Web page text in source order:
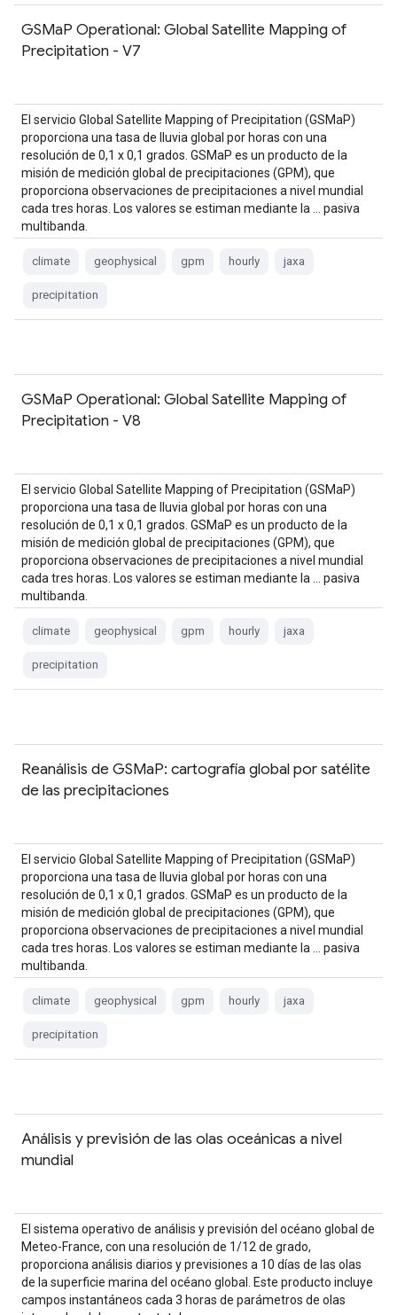
GSMaP Operational: Global Satellite Mapping of
Precipitation - V7
El servicio Global Satellite Mapping of Precipitation (GSMaP)
proporciona una tasa de lluvia global por horas con una
resolución de 0,1 x 0,1 grados. GSMaP es un producto de la
misión de medición global de precipitaciones (GPM), que
proporciona observaciones de precipitaciones a nivel mundial
cada tres horas. Los valores se estiman mediante la … pasiva
multibanda.
climate geophysical gpm hourly jaxa
precipitation
GSMaP Operational: Global Satellite Mapping of
Precipitation - V8
El servicio Global Satellite Mapping of Precipitation (GSMaP)
proporciona una tasa de lluvia global por horas con una
resolución de 0,1 x 0,1 grados. GSMaP es un producto de la
misión de medición global de precipitaciones (GPM), que
proporciona observaciones de precipitaciones a nivel mundial
cada tres horas. Los valores se estiman mediante la … pasiva
multibanda.
climate geophysical gpm hourly jaxa
precipitation
Reanálisis de GSMaP: cartografía global por satélite
de las precipitaciones
El servicio Global Satellite Mapping of Precipitation (GSMaP)
proporciona una tasa de lluvia global por horas con una
resolución de 0,1 x 0,1 grados. GSMaP es un producto de la
misión de medición global de precipitaciones (GPM), que
proporciona observaciones de precipitaciones a nivel mundial
cada tres horas. Los valores se estiman mediante la … pasiva
multibanda.
climate geophysical gpm hourly jaxa
precipitation
Análisis y previsión de las olas oceánicas a nivel
mundial
El sistema operativo de análisis y previsión del océano global de
Meteo-France, con una resolución de 1/12 de grado,
proporciona análisis diarios y previsiones a 10 días de las olas
de la superficie marina del océano global. Este producto incluye
campos instantáneos cada 3 horas de parámetros de olas